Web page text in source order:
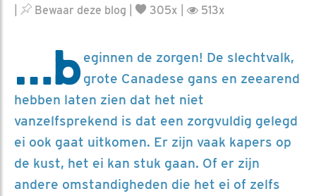
Bewaar deze blog 305x | 513x
…beginnen de zorgen! De slechtvalk,
grote Canadese gans en zeearend
hebben laten zien dat het niet
vanzelfsprekend is dat een zorgvuldig gelegd
ei ook gaat uitkomen. Er zijn vaak kapers op
de kust, het ei kan stuk gaan. Of er zijn
andere omstandigheden die het ei of zelfs